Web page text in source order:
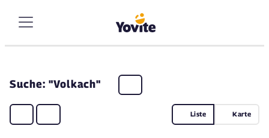
Suche: "Volkach"
Liste Karte